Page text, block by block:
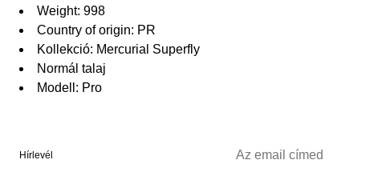
Weight: 998
Country of origin: PR
Kollekció: Mercurial Superfly
Normál talaj
Modell: Pro
Hírlevél